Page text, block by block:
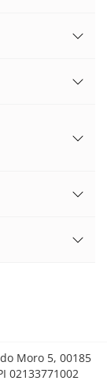
Moro 5, 00185
02133771002